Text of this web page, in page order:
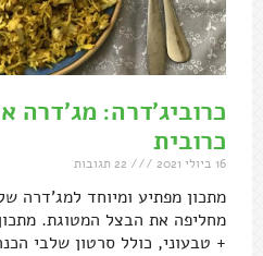
כרוביג'דרה: מג'דרה
כרובית
16 ביולי 2021
מתכון מפתיע ומיוחד למג'דרה
מחליפה את הבצל המטוגת.
+ טבעוני, כולל סרטון שלבי